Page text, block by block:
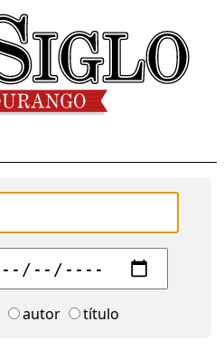
autor título